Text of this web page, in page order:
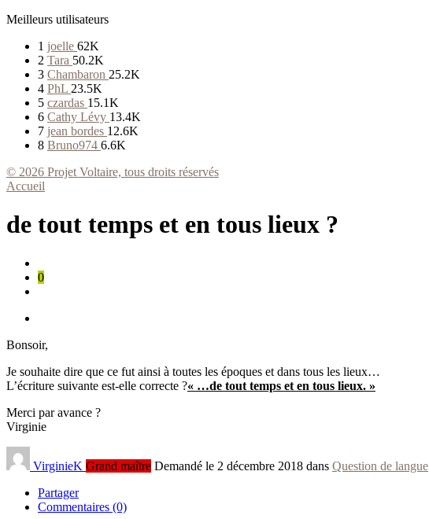
Meilleurs utilisateurs
1 joelle 62K
2 Tara 50.2K
3 Chambaron 25.2K
4 PhL 23.5K
5 czardas 15.1K
6 Cathy Lévy 13.4K
7 jean bordes 12.6K
8 Bruno974 6.6K
© 2026 Projet Voltaire, tous droits réservés
Accueil
de tout temps et en tous lieux ?
0
Bonsoir,
Je souhaite dire que ce fut ainsi à toutes les époques et dans tous les lieux…
L’écriture suivante est-elle correcte ?« …de tout temps et en tous lieux. »
Merci par avance ?
Virginie
VirginieK Grand maître Demandé le 2 décembre 2018 dans Question de langue
Partager
Commentaires (0)